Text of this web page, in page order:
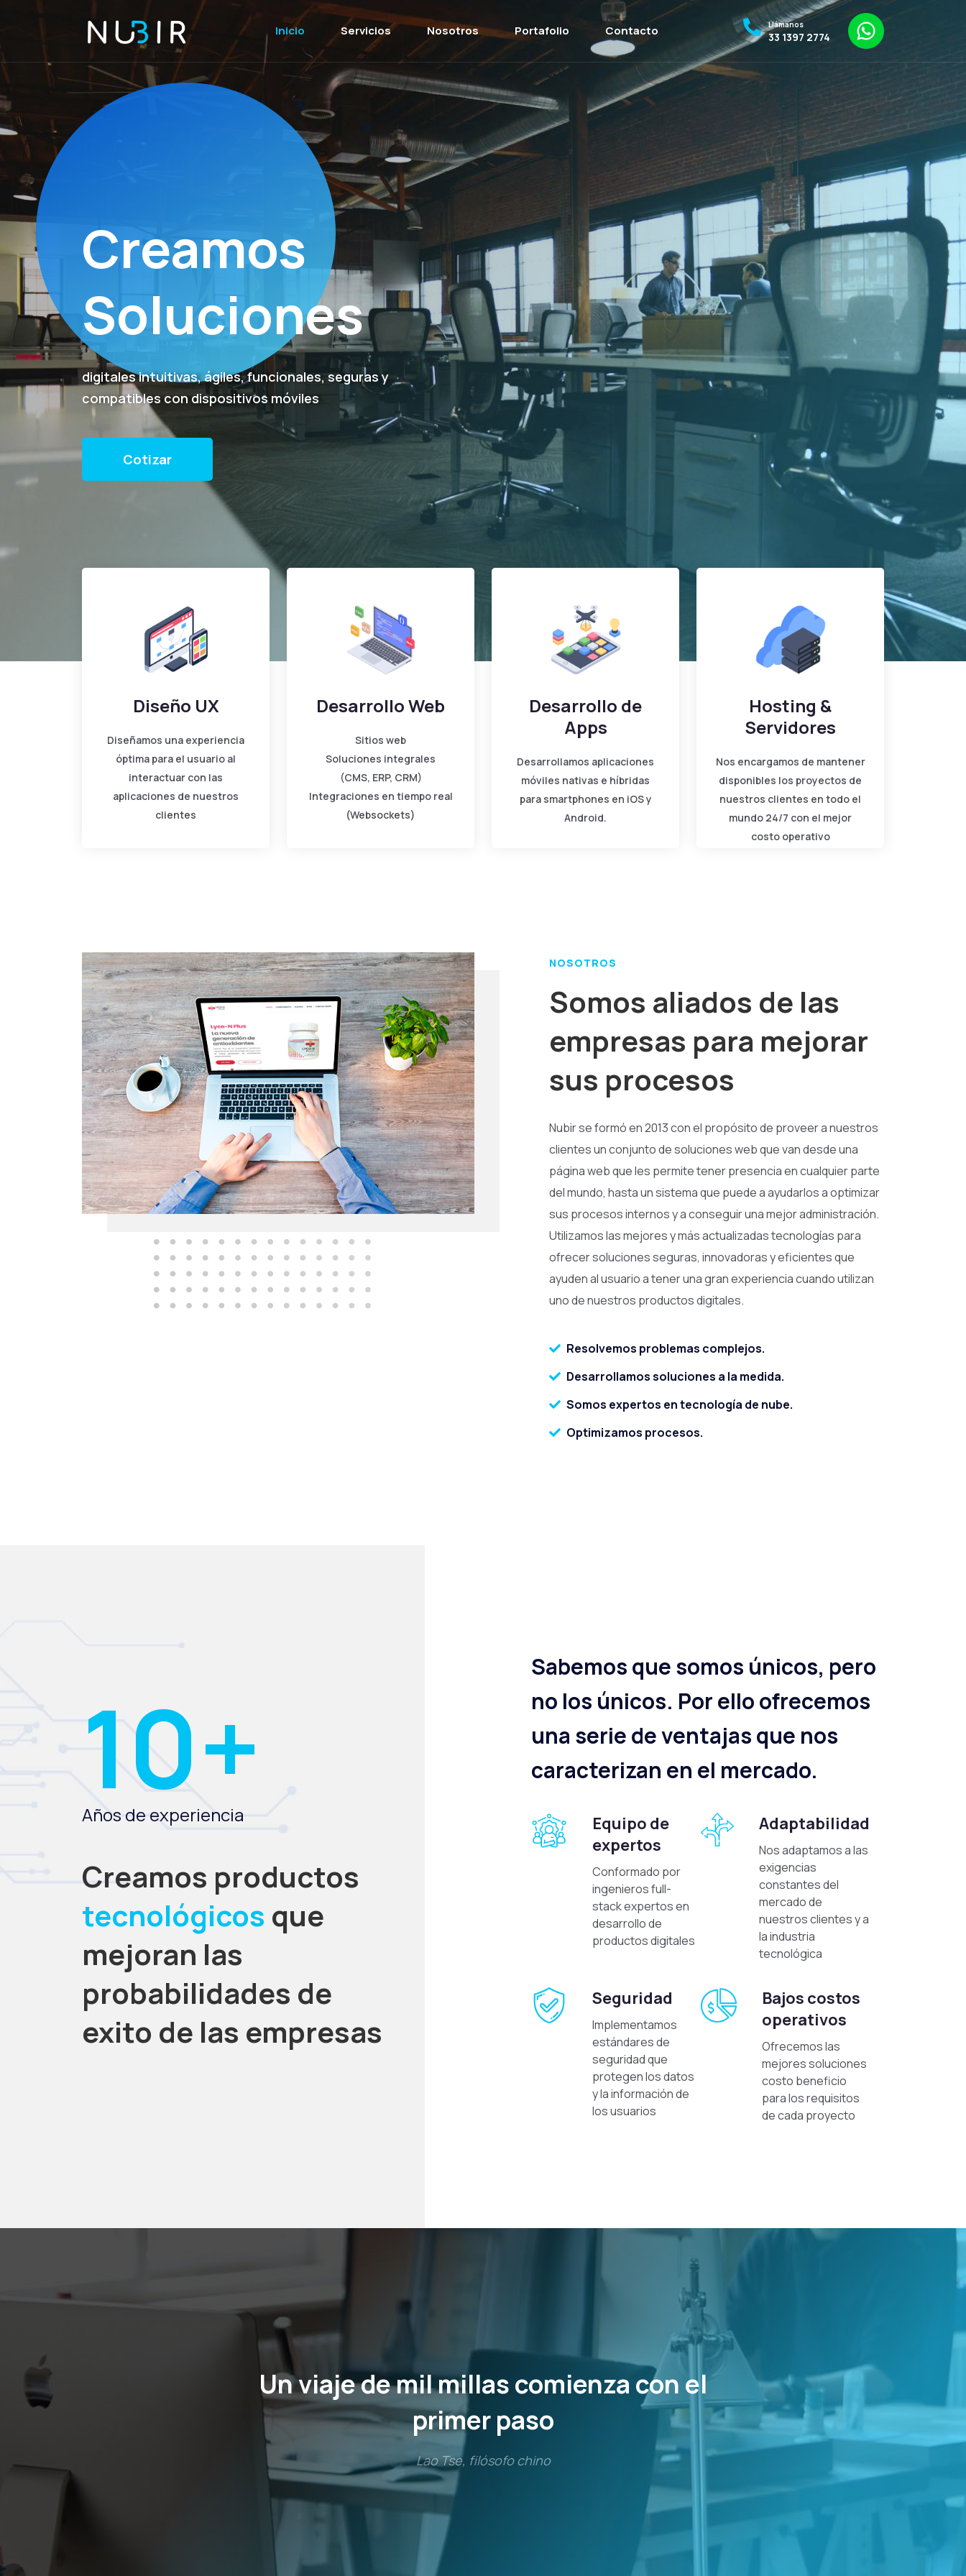
Inicio Servicios Nosotros Portafolio Contacto Llámanos
33 1397 2774
Creamos
Soluciones
digitales intuitivas, ágiles, funcionales, seguras y
compatibles con dispositivos móviles
Cotizar
Diseño UX
Diseñamos una experiencia
óptima para el usuario al
interactuar con las
aplicaciones de nuestros
clientes
Desarrollo Web
Sitios web
Soluciones integrales
(CMS, ERP, CRM)
Integraciones en tiempo real
(Websockets)
Desarrollo de
Apps
Desarrollamos aplicaciones
móviles nativas e híbridas
para smartphones en iOS y
Android.
Hosting &
Servidores
Nos encargamos de mantener
disponibles los proyectos de
nuestros clientes en todo el
mundo 24/7 con el mejor
costo operativo
NOSOTROS
Somos aliados de las
empresas para mejorar
sus procesos
Nubir se formó en 2013 con el propósito de proveer a nuestros
clientes un conjunto de soluciones web que van desde una
página web que les permite tener presencia en cualquier parte
del mundo, hasta un sistema que puede a ayudarlos a optimizar
sus procesos internos y a conseguir una mejor administración.
Utilizamos las mejores y más actualizadas tecnologías para
ofrecer soluciones seguras, innovadoras y eficientes que
ayuden al usuario a tener una gran experiencia cuando utilizan
uno de nuestros productos digitales.
Resolvemos problemas complejos.
Desarrollamos soluciones a la medida.
Somos expertos en tecnología de nube.
Optimizamos procesos.
10+
Años de experiencia
Creamos productos
tecnológicos que
mejoran las
probabilidades de
exito de las empresas
Sabemos que somos únicos, pero
no los únicos. Por ello ofrecemos
una serie de ventajas que nos
caracterizan en el mercado.
Equipo de
expertos
Conformado por
ingenieros full-
stack expertos en
desarrollo de
productos digitales
Adaptabilidad
Nos adaptamos a las
exigencias
constantes del
mercado de
nuestros clientes y a
la industria
tecnológica
Seguridad
Implementamos
estándares de
seguridad que
protegen los datos
y la información de
los usuarios
Bajos costos
operativos
Ofrecemos las
mejores soluciones
costo beneficio
para los requisitos
de cada proyecto
Un viaje de mil millas comienza con el
primer paso
Lao Tse, filósofo chino